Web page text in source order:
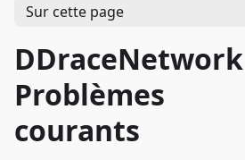
Sur cette page
Problèmes
courants